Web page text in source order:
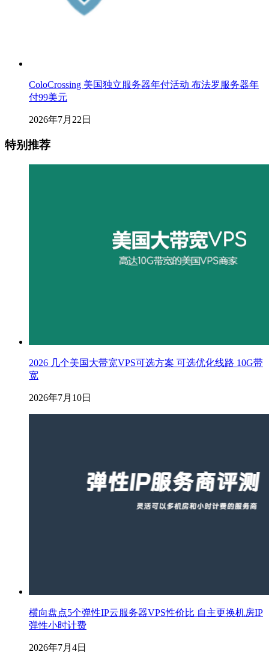
ColoCrossing 美国独立服务器年付活动 布法罗服务器年
付99美元
2026年7月22日
特别推荐
2026 几个美国大带宽VPS可选方案 可选优化线路 10G带
宽
2026年7月10日
横向盘点5个弹性IP云服务器VPS性价比 自主更换机房IP
弹性小时计费
2026年7月4日